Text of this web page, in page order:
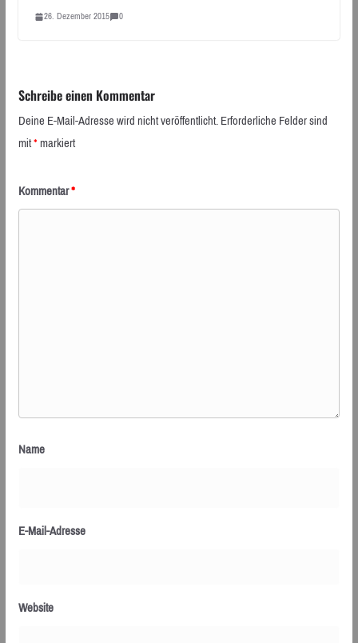
26. Dezember 2015 0
Schreibe einen Kommentar
Deine E-Mail-Adresse wird nicht veröffentlicht.Erforderliche Felder sind
mit*markiert
Kommentar*
Name
E-Mail-Adresse
Website